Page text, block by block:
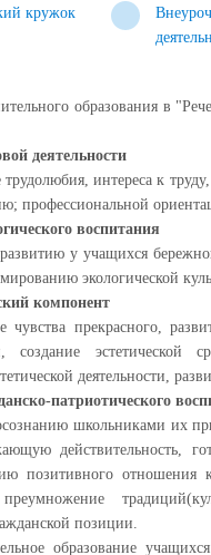
кружок
образования в
деятельности
интереса к
профессиональной
воспитания
у учащихся
экологической
компонент
прекрасного,
создание
деятельности,
патриотического
школьниками их
действительность,
позитивного
позиции.
образование учащихся